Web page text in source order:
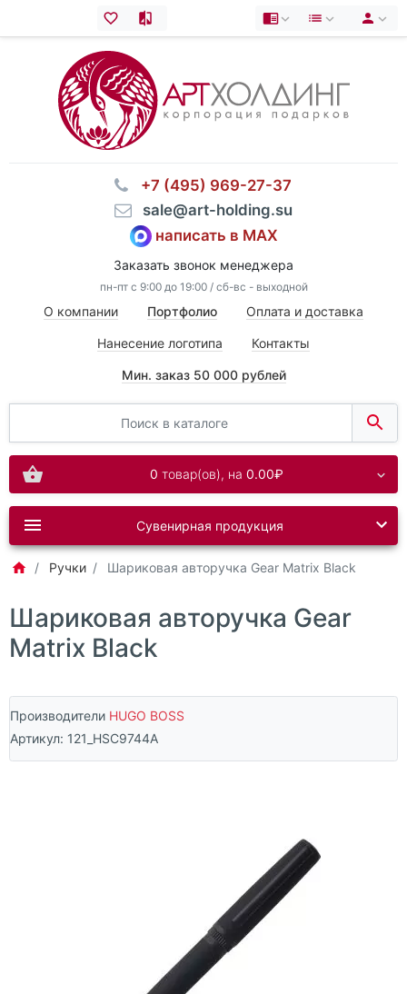
⠀+7 (495) 969-27-37
⠀sale@art-holding.su
написать в MAX
Заказать звонок менеджера
пн-пт с 9:00 до 19:00 / сб-вс - выходной
О компании Портфолио Оплата и доставка
Нанесение логотипа Контакты
Мин. заказ 50 000 рублей
0 товар(ов), на 0.00₽
Сувенирная продукция
Ручки Шариковая авторучка Gear Matrix Black
Шариковая авторучка Gear
Matrix Black
Производители HUGO BOSS
Артикул: 121_HSC9744A